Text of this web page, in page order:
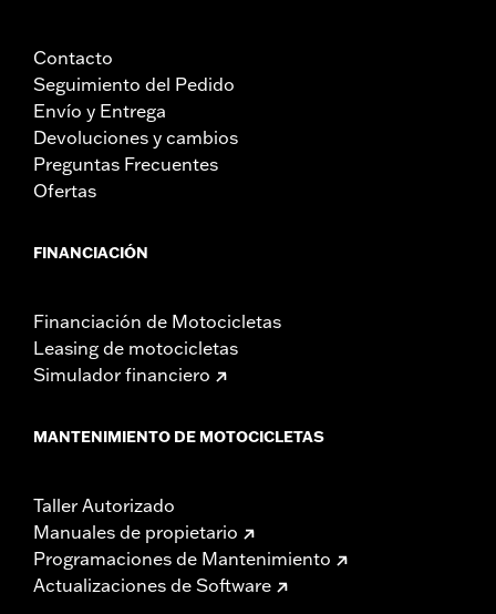
Contacto
Seguimiento del Pedido
Envío y Entrega
Devoluciones y cambios
Preguntas Frecuentes
Ofertas
FINANCIACIÓN
Financiación de Motocicletas
Leasing de motocicletas
Simulador financiero
MANTENIMIENTO DE MOTOCICLETAS
Taller Autorizado
Manuales de propietario
Programaciones de Mantenimiento
Actualizaciones de Software